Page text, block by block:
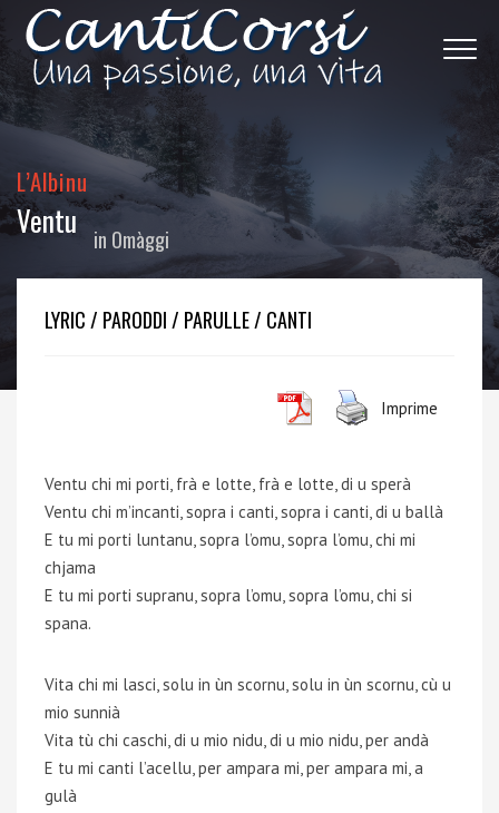
L’Albinu
Ventu in Omàggi
LYRIC / PARODDI / PARULLE / CANTI
Imprime
Ventu chi mi porti, frà e lotte, frà e lotte, di u sperà
Ventu chi m’incanti, sopra i canti, sopra i canti, di u ballà
E tu mi porti luntanu, sopra l’omu, sopra l’omu, chi mi
chjama
E tu mi porti supranu, sopra l’omu, sopra l’omu, chi si
spana.
Vita chi mi lasci, solu in ùn scornu, solu in ùn scornu, cù u
mio sunnià
Vita tù chi caschi, di u mio nidu, di u mio nidu, per andà
E tu mi canti l’acellu, per ampara mi, per ampara mi, a
gulà